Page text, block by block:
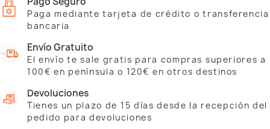
Paga mediante tarjeta de crédito o transferencia
bancaria
Envío Gratuito
El envío te sale gratis para compras superiores a
100€ en península o 120€ en otros destinos
Devoluciones
Tienes un plazo de 15 días desde la recepción del
pedido para devoluciones